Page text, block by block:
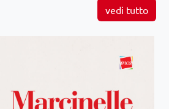
vedi tutto